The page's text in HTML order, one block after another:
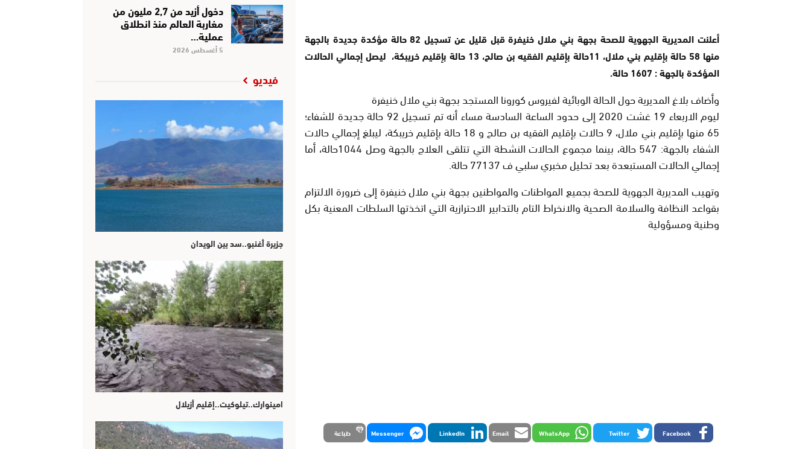
أعلنت المديرية الجهوية للصحة بجهة بني ملال خنيفرة قبل قليل عن تسجيل 82 حالة مؤكدة جديدة بالجهة
منها 58 حالة بإقليم بني ملال، 11حالة بإقليم الفقيه بن صالح، 13 حالة بإقليم خريبكة، ليصل إجمالي الحالات
المؤكدة بالجهة : 1607 حالة.
وأضاف بلاغ المديرية حول الحالة الوبائية لفيروس كورونا المستجد بجهة بني ملال خنيفرة
ليوم الاربعاء 19 غشت 2020 إلى حدود الساعة السادسة مساء أنه تم تسجيل 92 حالة جديدة للشفاء؛
65 منها بإقليم بني ملال، 9 حالات بإقليم الفقيه بن صالح و 18 حالة بإقليم خريبكة، ليبلغ إجمالي حالات
الشفاء بالجهة: 547 حالة، بينما مجموع الحالات النشطة التي تتلقى العلاج بالجهة وصل 1044حالة، أما
إجمالي الحالات المستبعدة بعد تحليل مخبري سلبي ف 77137 حالة.
وتهيب المديرية الجهوية للصحة بجميع المواطنات والمواطنين بجهة بني ملال خنيفرة إلى ضرورة الالتزام
بقواعد النظافة والسلامة الصحية والانخراط التام بالتدابير الاحترازية التي اتخذتها السلطات المعنية بكل
وطنية ومسؤولية
Facebook
Twitter
WhatsApp
Email
LinkedIn
Messenger طباعة
دخول أزيد من 2,7 مليون من
مغاربة العالم منذ انطلاق
عملية…
5 أغسطس 2026
فيديو
جزيرة أغنبو..سد بين الويدان
امينوارك..تيلوكيت..إقليم أزيلال